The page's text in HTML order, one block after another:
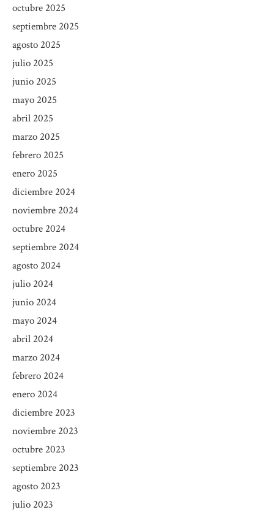
octubre 2025
septiembre 2025
agosto 2025
julio 2025
junio 2025
mayo 2025
abril 2025
marzo 2025
febrero 2025
enero 2025
diciembre 2024
noviembre 2024
octubre 2024
septiembre 2024
agosto 2024
julio 2024
junio 2024
mayo 2024
abril 2024
marzo 2024
febrero 2024
enero 2024
diciembre 2023
noviembre 2023
octubre 2023
septiembre 2023
agosto 2023
julio 2023